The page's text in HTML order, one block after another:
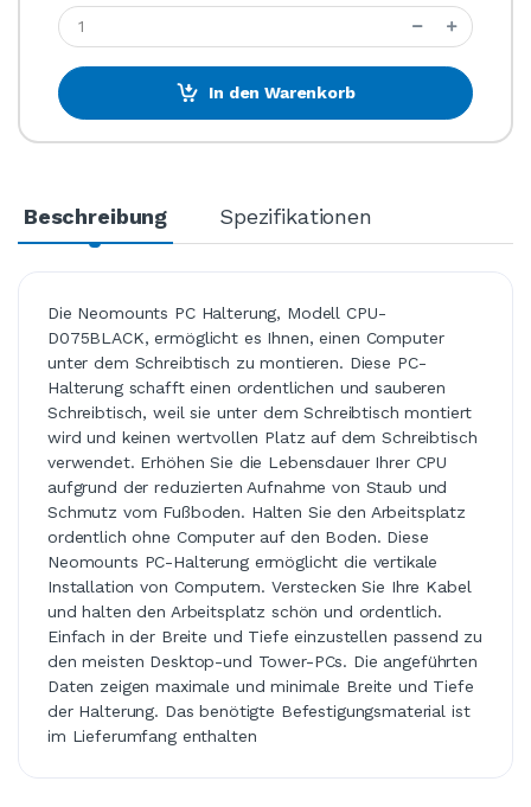
In den Warenkorb
Beschreibung Spezifikationen
Die Neomounts PC Halterung, Modell CPU-
D075BLACK, ermöglicht es Ihnen, einen Computer
unter dem Schreibtisch zu montieren. Diese PC-
Halterung schafft einen ordentlichen und sauberen
Schreibtisch, weil sie unter dem Schreibtisch montiert
wird und keinen wertvollen Platz auf dem Schreibtisch
verwendet. Erhöhen Sie die Lebensdauer Ihrer CPU
aufgrund der reduzierten Aufnahme von Staub und
Schmutz vom Fußboden. Halten Sie den Arbeitsplatz
ordentlich ohne Computer auf den Boden. Diese
Neomounts PC-Halterung ermöglicht die vertikale
Installation von Computern. Verstecken Sie Ihre Kabel
und halten den Arbeitsplatz schön und ordentlich.
Einfach in der Breite und Tiefe einzustellen passend zu
den meisten Desktop-und Tower-PCs. Die angeführten
Daten zeigen maximale und minimale Breite und Tiefe
der Halterung. Das benötigte Befestigungsmaterial ist
im Lieferumfang enthalten